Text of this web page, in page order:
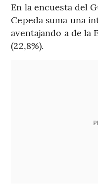
En la encuesta del
Cepeda suma una
aventajando a de la
(22,8%).